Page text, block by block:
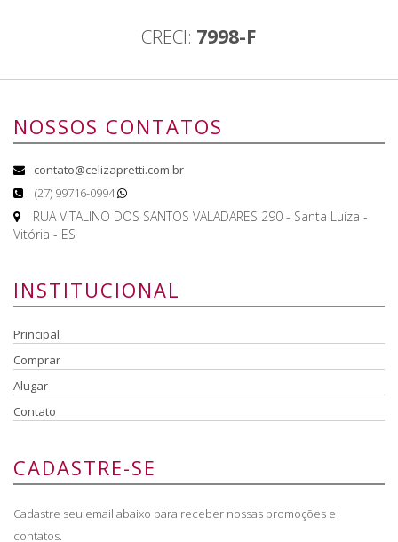
CRECI: 7998-F
NOSSOS CONTATOS
contato@celizapretti.com.br
(27) 99716-0994
RUA VITALINO DOS SANTOS VALADARES 290 - Santa Luíza -
Vitória - ES
INSTITUCIONAL
Principal
Comprar
Alugar
Contato
CADASTRE-SE
Cadastre seu email abaixo para receber nossas promoções e
contatos.